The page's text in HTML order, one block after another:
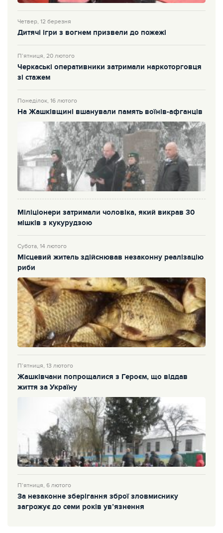
Четвер, 12 березня
Дитячі ігри з вогнем призвели до пожежі
П’ятниця, 20 лютого
Черкаські оперативники затримали наркоторговця
зі стажем
Понеділок, 16 лютого
На Жашківщині вшанували память воїнів-афганців
Міліціонери затримали чоловіка, який викрав 30
мішків з кукурудзою
Субота, 14 лютого
Місцевий житель здійснював незаконну реалізацію
риби
П’ятниця, 13 лютого
Жашківчани попрощалися з Героєм, що віддав
життя за Україну
П’ятниця, 6 лютого
За незаконне зберігання зброї зловмиснику
загрожує до семи років ув’язнення